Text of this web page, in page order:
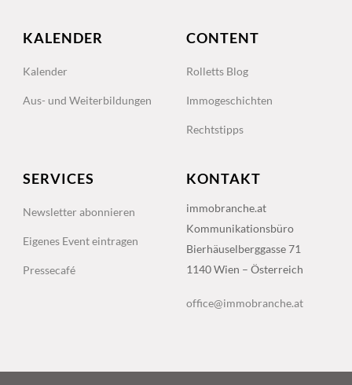
KALENDER
Kalender
Aus- und Weiterbildungen
CONTENT
Rolletts Blog
Immogeschichten
Rechtstipps
SERVICES
Newsletter abonnieren
Eigenes Event eintragen
Pressecafé
KONTAKT
immobranche.at
Kommunikationsbüro
Bierhäuselberggasse 71
1140 Wien – Österreich
office@immobranche.at